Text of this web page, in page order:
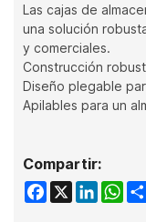
Las cajas de
una solución
y comerciales.
Construcción
Diseño plegable
Apilables para un
Compartir:
Facebook
X LinkedIn